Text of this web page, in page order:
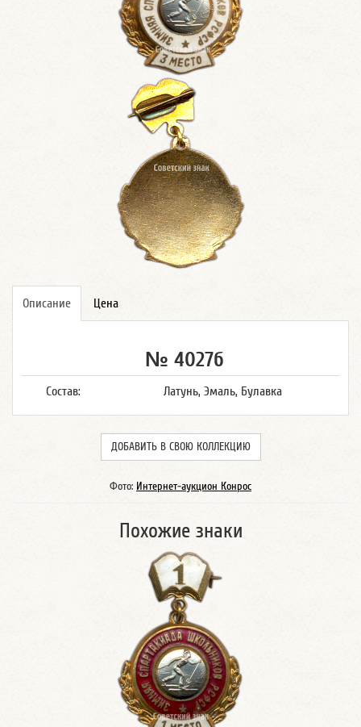
Описание Цена
№ 4027б
Состав: Латунь, Эмаль, Булавка
ДОБАВИТЬ В СВОЮ КОЛЛЕКЦИЮ
Фото: Интернет-аукцион Конрос
Похожие знаки